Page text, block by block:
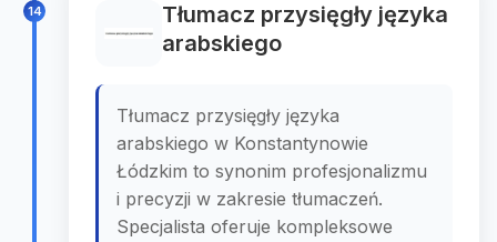
14
Tłumacz przysięgły języka
arabskiego
Tłumacz przysięgły języka
arabskiego w Konstantynowie
Łódzkim to synonim profesjonalizmu
i precyzji w zakresie tłumaczeń.
Specjalista oferuje kompleksowe